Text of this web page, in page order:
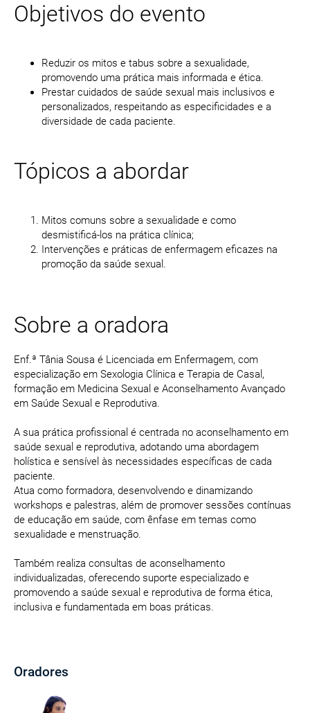
Objetivos do evento
Reduzir os mitos e tabus sobre a sexualidade,
promovendo uma prática mais informada e ética.
Prestar cuidados de saúde sexual mais inclusivos e
personalizados, respeitando as especificidades e a
diversidade de cada paciente.
Tópicos a abordar
Mitos comuns sobre a sexualidade e como
desmistificá-los na prática clínica;
Intervenções e práticas de enfermagem eficazes na
promoção da saúde sexual.
Sobre a oradora
Enf.ª Tânia Sousa é Licenciada em Enfermagem, com
especialização em Sexologia Clínica e Terapia de Casal,
formação em Medicina Sexual e Aconselhamento Avançado
em Saúde Sexual e Reprodutiva.
A sua prática profissional é centrada no aconselhamento em
saúde sexual e reprodutiva, adotando uma abordagem
holística e sensível às necessidades específicas de cada
paciente.
Atua como formadora, desenvolvendo e dinamizando
workshops e palestras, além de promover sessões contínuas
de educação em saúde, com ênfase em temas como
sexualidade e menstruação.
Também realiza consultas de aconselhamento
individualizadas, oferecendo suporte especializado e
promovendo a saúde sexual e reprodutiva de forma ética,
inclusiva e fundamentada em boas práticas.
Oradores